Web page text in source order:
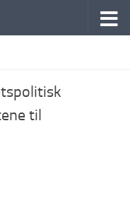
til